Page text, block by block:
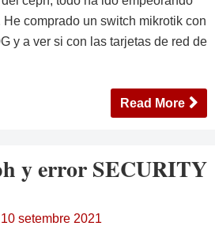
comprado un switch mikrotik con
y a ver si con las tarjetas de red de
Read More
y error SECURITY
10 setembre 2021